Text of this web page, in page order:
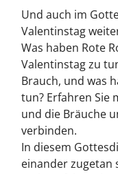
Und auch im
Valentinstag
Was haben Rote
Valentinstag zu
Brauch, und was
tun? Erfahren Sie
und die Bräuche
verbinden.
In diesem
einander zugetan